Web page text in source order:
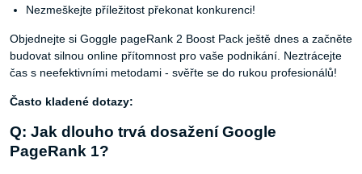
Nezmeškejte příležitost překonat konkurenci!
Objednejte si Goggle pageRank 2 Boost Pack ještě dnes a začněte
budovat silnou online přítomnost pro vaše podnikání. Neztrácejte
čas s neefektivními metodami - svěřte se do rukou profesionálů!
Často kladené dotazy:
Q: Jak dlouho trvá dosažení Google
PageRank 1?